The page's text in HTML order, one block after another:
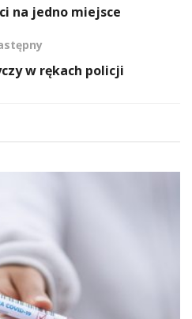
na jedno miejsce
w rękach policji